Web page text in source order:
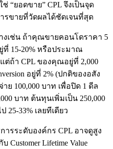
“ยอดขาย” CPL จึงเป็นจุด
รขายที่วัดผลได้ชัดเจนที่สุด
งเช่น ถ้าคุณขายคอนโดราคา 5
15-20% หรือประมาณ
แต่ถ้า CPL ของคุณอยู่ที่ 2,000
อยู่ที่ 2% (ปกติของอสัง
100,000 บาท เพื่อปิด 1 ดีล
บาท ต้นทุนเพิ่มเป็น 250,000
33% เลยทีเดียว
ารระดับองค์กร CPL อาจดูสูง
Customer Lifetime Value